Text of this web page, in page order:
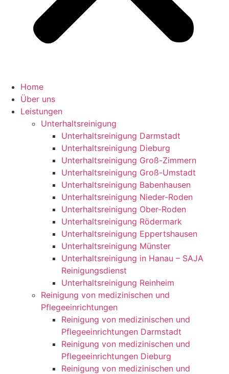
Home
Über uns
Leistungen
Unterhaltsreinigung
Unterhaltsreinigung Darmstadt
Unterhaltsreinigung Dieburg
Unterhaltsreinigung Groß-Zimmern
Unterhaltsreinigung Groß-Umstadt
Unterhaltsreinigung Babenhausen
Unterhaltsreinigung Nieder-Roden
Unterhaltsreinigung Ober-Roden
Unterhaltsreinigung Rödermark
Unterhaltsreinigung Eppertshausen
Unterhaltsreinigung Münster
Unterhaltsreinigung in Hanau – SAJA
Reinigungsdienst
Unterhaltsreinigung Reinheim
Reinigung von medizinischen und
Pflegeeinrichtungen
Reinigung von medizinischen und
Pflegeeinrichtungen Darmstadt
Reinigung von medizinischen und
Pflegeeinrichtungen Dieburg
Reinigung von medizinischen und